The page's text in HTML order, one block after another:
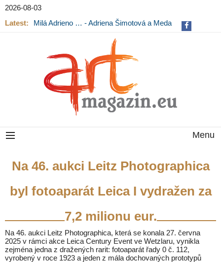
2026-08-03
Latest:
Milá Adrieno … - Adriena Šimotová a Meda
Menu
Na 46. aukci Leitz Photographica
byl fotoaparát Leica I vydražen za
7,2 milionu eur.
Na 46. aukci Leitz Photographica, která se konala 27. června
2025 v rámci akce Leica Century Event ve Wetzlaru, vynikla
zejména jedna z dražených rarit: fotoaparát řady 0 č. 112,
vyrobený v roce 1923 a jeden z mála dochovaných prototypů